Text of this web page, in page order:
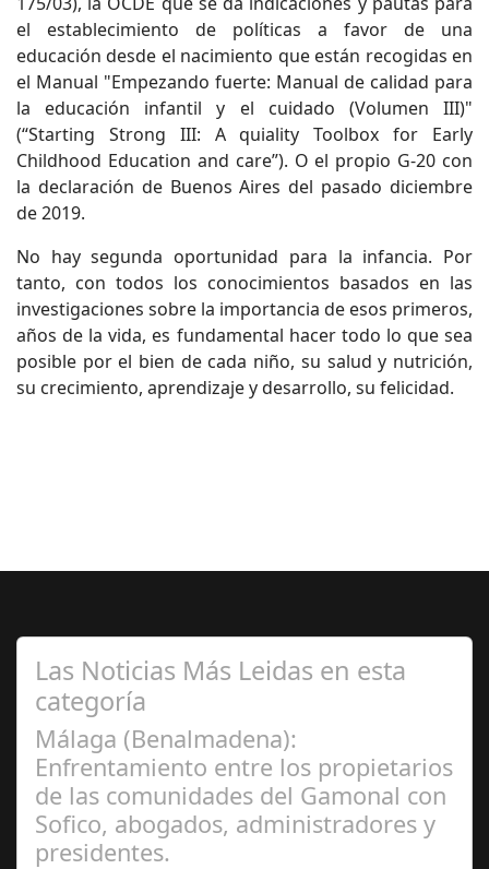
el establecimiento de políticas a favor de una
educación desde el nacimiento que están recogidas en
el Manual "Empezando fuerte: Manual de calidad para
la educación infantil y el cuidado (Volumen III)"
(“Starting Strong III: A quiality Toolbox for Early
Childhood Education and care”). O el propio G-20 con
la declaración de Buenos Aires del pasado diciembre
de 2019.
No hay segunda oportunidad para la infancia. Por
tanto, con todos los conocimientos basados en las
investigaciones sobre la importancia de esos primeros,
años de la vida, es fundamental hacer todo lo que sea
posible por el bien de cada niño, su salud y nutrición,
su crecimiento, aprendizaje y desarrollo, su felicidad.
Las Noticias Más Leidas en esta
categoría
Málaga (Benalmadena):
Enfrentamiento entre los propietarios
de las comunidades del Gamonal con
Sofico, abogados, administradores y
presidentes.